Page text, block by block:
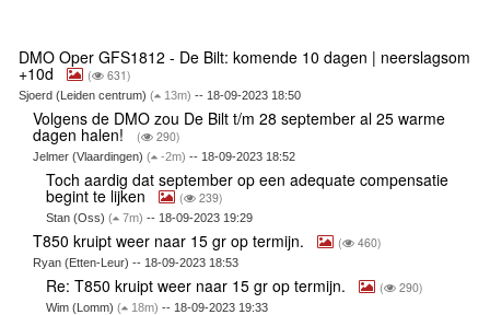
DMO Oper GFS1812 - De Bilt: komende 10 dagen | neerslagsom
+10d ( 631)
Sjoerd (Leiden centrum) ( 13m) -- 18-09-2023 18:50
Volgens de DMO zou De Bilt t/m 28 september al 25 warme
dagen halen! ( 290)
Jelmer (Vlaardingen) ( -2m) -- 18-09-2023 18:52
Toch aardig dat september op een adequate compensatie
begint te lijken ( 239)
Stan (Oss)( 7m) -- 18-09-2023 19:29
T850 kruipt weer naar 15 gr op termijn. ( 460)
Ryan (Etten-Leur) -- 18-09-2023 18:53
Re: T850 kruipt weer naar 15 gr op termijn. ( 290)
Wim (Lomm)( 18m) -- 18-09-2023 19:33